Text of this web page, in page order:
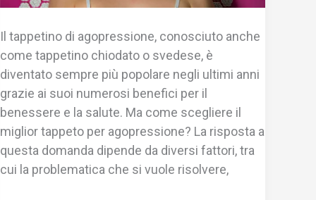
Il tappetino di agopressione, conosciuto anche
come tappetino chiodato o svedese, è
diventato sempre più popolare negli ultimi anni
grazie ai suoi numerosi benefici per il
benessere e la salute. Ma come scegliere il
miglior tappeto per agopressione? La risposta a
questa domanda dipende da diversi fattori, tra
cui la problematica che si vuole risolvere,